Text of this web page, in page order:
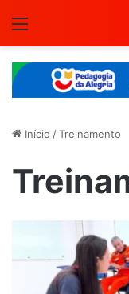
Início /Treinamento